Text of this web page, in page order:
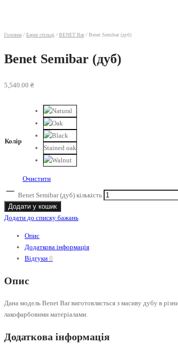
Головна / Барні стільці / BENET Bar /Benet Semibar (дуб)
Benet Semibar (дуб)
5,540.00 ₴
Колір
Stained oak
Очистити
Benet Semibar (дуб) кількість
Додати у кошик
Додати до списку бажань
Опис
Додаткова інформація
Відгуки 0
Опис
Дана модель Benet Bar виготовляється з масиву дубу в
лакофарбовими матеріалами.
Додаткова інформація